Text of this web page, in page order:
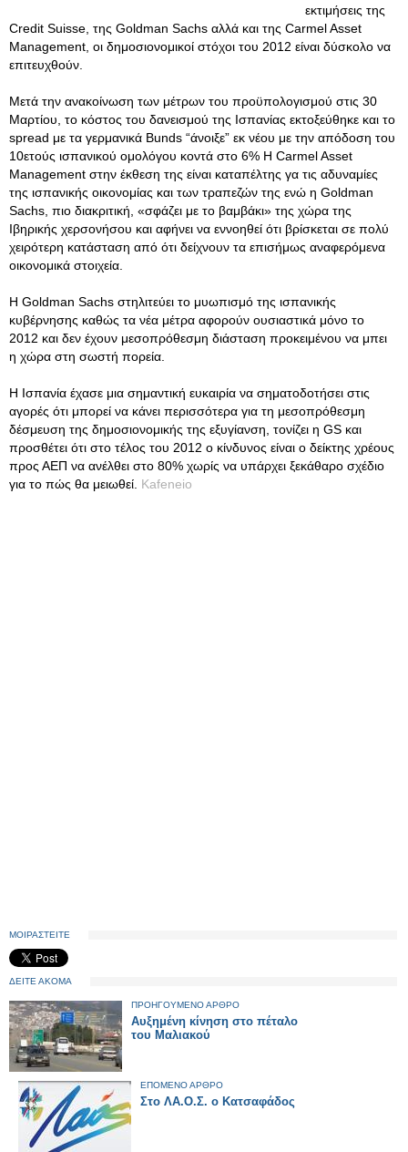
εκτιμήσεις της
Credit Suisse, της Goldman Sachs αλλά και της Carmel Asset
Management, οι δημοσιονομικοί στόχοι του 2012 είναι δύσκολο να
επιτευχθούν.
Μετά την ανακοίνωση των μέτρων του προϋπολογισμού στις 30
Μαρτίου, το κόστος του δανεισμού της Ισπανίας εκτοξεύθηκε και το
spread με τα γερμανικά Bunds “άνοιξε” εκ νέου με την απόδοση του
10ετούς ισπανικού ομολόγου κοντά στο 6% Η Carmel Asset
Management στην έκθεση της είναι καταπέλτης γα τις αδυναμίες
της ισπανικής οικονομίας και των τραπεζών της ενώ η Goldman
Sachs, πιο διακριτική, «σφάζει με το βαμβάκι» της χώρα της
Ιβηρικής χερσονήσου και αφήνει να εννοηθεί ότι βρίσκεται σε πολύ
χειρότερη κατάσταση από ότι δείχνουν τα επισήμως αναφερόμενα
οικονομικά στοιχεία.
Η Goldman Sachs στηλιτεύει το μυωπισμό της ισπανικής
κυβέρνησης καθώς τα νέα μέτρα αφορούν ουσιαστικά μόνο το
2012 και δεν έχουν μεσοπρόθεσμη διάσταση προκειμένου να μπει
η χώρα στη σωστή πορεία.
Η Ισπανία έχασε μια σημαντική ευκαιρία να σηματοδοτήσει στις
αγορές ότι μπορεί να κάνει περισσότερα για τη μεσοπρόθεσμη
δέσμευση της δημοσιονομικής της εξυγίανση, τονίζει η GS και
προσθέτει ότι στο τέλος του 2012 ο κίνδυνος είναι ο δείκτης χρέους
προς ΑΕΠ να ανέλθει στο 80% χωρίς να υπάρχει ξεκάθαρο σχέδιο
για το πώς θα μειωθεί. Kafeneio
ΜΟΙΡΑΣΤΕΙΤΕ
ΔΕΙΤΕ ΑΚΟΜΑ
ΠΡΟΗΓΟΥΜΕΝΟ ΑΡΘΡΟ
Αυξημένη κίνηση στο πέταλο
του Μαλιακού
ΕΠΟΜΕΝΟ ΑΡΘΡΟ
Στο ΛΑ.Ο.Σ. ο Κατσαφάδος